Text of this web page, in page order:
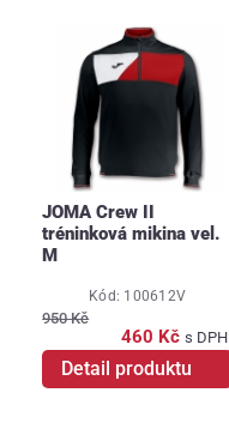
JOMA Crew II
tréninková mikina vel.
M
Kód: 100612V
950 Kč
460 Kč s DPH
Detail produktu